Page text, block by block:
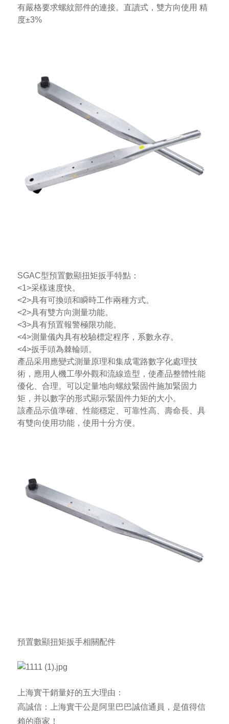
有嚴格要求螺紋部件的連接。直讀式，雙方向使用 精
度±3%
SGAC型預置數顯扭矩扳手特點：
<1>采樣速度快。
<2>具有可換頭和瞬時工作兩種方式。
<2>具有雙方向測量功能。
<3>具有預置報警極限功能。
<4>測量儀內具有校驗標定程序，系數永存。
<4>扳手頭為棘輪頭。
產品采用應變式測量原理和集成電路數字化處理技
術，應用人機工學外觀和流線造型，使產品整體性能
優化、合理。可以定量地向螺紋緊固件施加緊固力
矩，并以數字的形式顯示緊固件力矩的大小。
該產品示值準確、性能穩定、可靠性高、壽命長、具
有雙向使用功能，使用十分方便。
預置數顯扭矩扳手相關配件
上海實干銷量好的五大理由：
高誠信：上海實干公是阿里巴巴誠信通員，是值得信
賴的商家！